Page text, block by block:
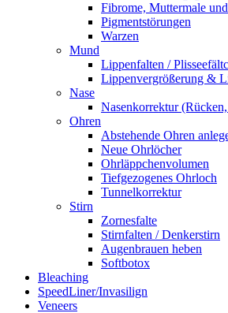
Fibrome, Muttermale
Pigmentstörungen
Warzen
Mund
Lippenfalten /
Lippenvergrößerung &
Nase
Nasenkorrektur
Ohren
Abstehende Ohren
Neue Ohrlöcher
Ohrläppchenvolumen
Tiefgezogenes Ohrloch
Tunnelkorrektur
Stirn
Zornesfalte
Stirnfalten / Denkerstirn
Augenbrauen heben
Softbotox
Bleaching
SpeedLiner/Invasilign
Veneers